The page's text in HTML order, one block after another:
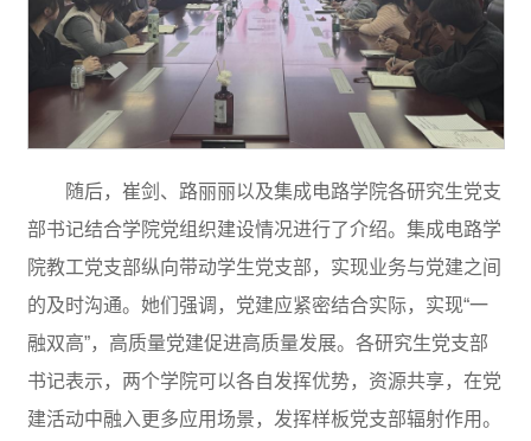
随后，崔剑、路丽丽以及集成电路学院各研究生党支
部书记结合学院党组织建设情况进行了介绍。集成电路学
院教工党支部纵向带动学生党支部，实现业务与党建之间
的及时沟通。她们强调，党建应紧密结合实际，实现“一
融双高”，高质量党建促进高质量发展。各研究生党支部
书记表示，两个学院可以各自发挥优势，资源共享，在党
建活动中融入更多应用场景，发挥样板党支部辐射作用。